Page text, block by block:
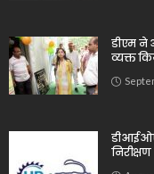
डीएम ने
व्यक्त
निरीक्षण